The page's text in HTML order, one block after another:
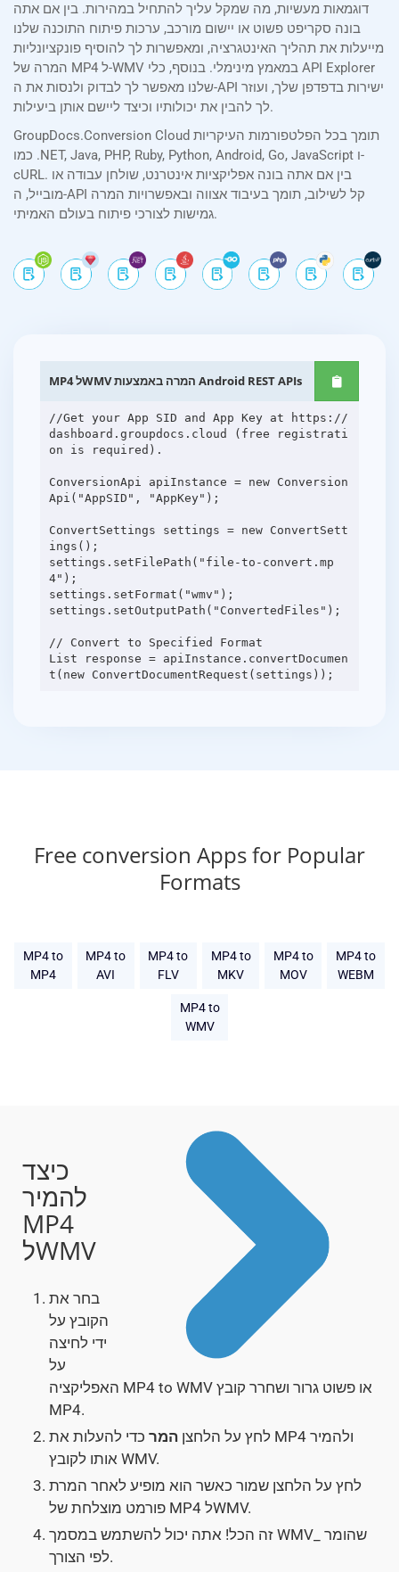
דוגמאות מעשיות, מה שמקל עליך להתחיל במהירות. בין אם אתה
בונה סקריפט פשוט או יישום מורכב, ערכות פיתוח התוכנה שלנו
מייעלות את תהליך האינטגרציה, ומאפשרות לך להוסיף פונקציונליות
המרה של MP4 ל-WMV במאמץ מינימלי. בנוסף, כלי API Explorer
שלנו מאפשר לך לבדוק ולנסות את ה-API ישירות בדפדפן שלך, ועוזר
לך להבין את יכולותיו וכיצד ליישם אותן ביעילות.
GroupDocs.Conversion Cloud תומך בכל הפלטפורמות העיקריות
כמו .NET, Java, PHP, Ruby, Python, Android, Go, JavaScript ו-
cURL. בין אם אתה בונה אפליקציות אינטרנט, שולחן עבודה או
מובייל, ה-API קל לשילוב, תומך בעיבוד אצווה ובאפשרויות המרה
גמישות לצורכי פיתוח בעולם האמיתי.
MP4 לWMV המרה באמצעות Android REST APIs
//Get your App SID and App Key at https://
dashboard.groupdocs.cloud (free registrati
on is required).
ConversionApi apiInstance = new Conversion
Api("AppSID", "AppKey");
ConvertSettings settings = new ConvertSett
ings();
settings.setFilePath("file-to-convert.mp
4");
settings.setFormat("wmv");
settings.setOutputPath("ConvertedFiles");
// Convert to Specified Format
List response = apiInstance.convertDocumen
Free conversion Apps for Popular
Formats
MP4 to
MP4
MP4 to
AVI
MP4 to
FLV
MP4 to
MKV
MP4 to
MOV
MP4 to
WEBM
MP4 to
WMV
כיצד
להמיר
MP4
לWMV
בחר את
הקובץ על
ידי לחיצה
על
האפליקציה MP4 to WMV או פשוט גרור ושחרר קובץ
MP4.
לחץ על הלחצן המר כדי להעלות את MP4 ולהמיר
אותו לקובץ WMV.
לחץ על הלחצן שמור כאשר הוא מופיע לאחר המרת
פורמט מוצלחת של MP4 לWMV.
זה הכל! אתה יכול להשתמש במסמך WMV_ שהומר
לפי הצורך.